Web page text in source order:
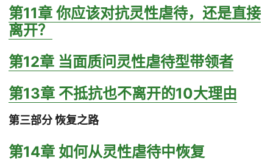
第11章 你应该对抗灵性虐待，还是直接
离开？
第12章 当面质问灵性虐待型带领者
第13章 不抵抗也不离开的10大理由
第三部分 恢复之路
第14章 如何从灵性虐待中恢复